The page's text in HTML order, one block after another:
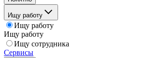
Ищу работу
Ищу работу
Ищу работу
Ищу сотрудника
Сервисы